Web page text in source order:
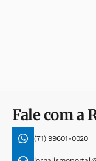
Fale com a
(71) 99601-0020